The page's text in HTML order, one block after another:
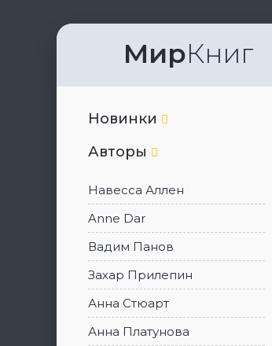
МирКниг
Новинки
Авторы
Навесса Аллен
Anne Dar
Вадим Панов
Захар Прилепин
Анна Стюарт
Анна Платунова